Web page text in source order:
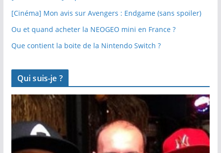
[Cinéma] Mon avis sur Avengers : Endgame (sans spoiler)
Ou et quand acheter la NEOGEO mini en France ?
Que contient la boite de la Nintendo Switch ?
Qui suis-je ?